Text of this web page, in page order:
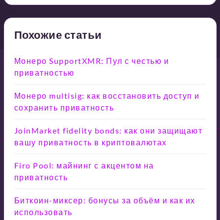
Похожие статьи
Монеро SupportXMR: Пул с честью и
приватностью
Монеро multisig: как восстановить доступ и
сохранить приватность
JoinMarket fidelity bonds: как они защищают
вашу приватность в криптовалютах
Firo Pool: майнинг с акцентом на
приватность
Биткоин-миксер: бонусы за объём и как их
использовать